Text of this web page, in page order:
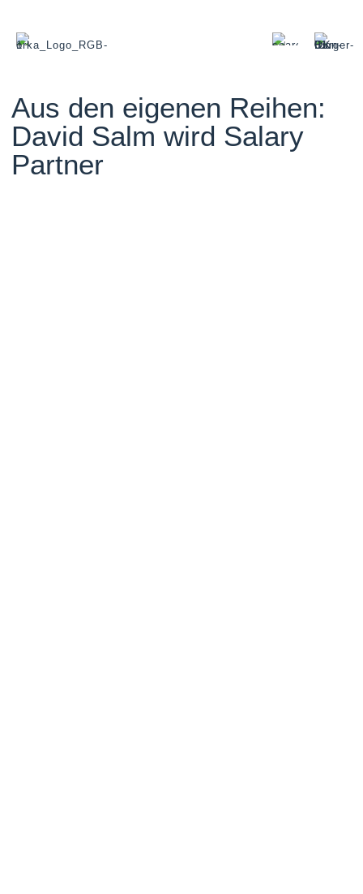
Aus den eigenen Reihen:
David Salm wird Salary
Partner